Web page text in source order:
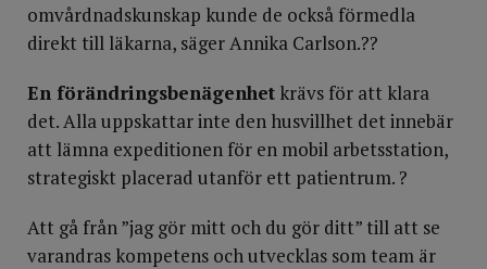
omvårdnadskunskap kunde de också förmedla
direkt till läkarna, säger Annika Carlson.??
En förändringsbenägenhet krävs för att klara
det. Alla uppskattar inte den husvillhet det innebär
att lämna expeditionen för en mobil arbets­station,
strategiskt placerad utanför ett patientrum. ?
Att gå från ”jag gör mitt och du gör ditt” till att se
varandras kompetens och utvecklas som team är